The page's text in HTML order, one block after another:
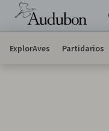
ExplorAves Partidarios